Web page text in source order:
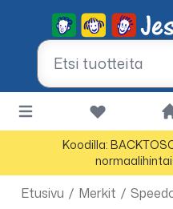
Koodilla:
Etusivu / Merkit /